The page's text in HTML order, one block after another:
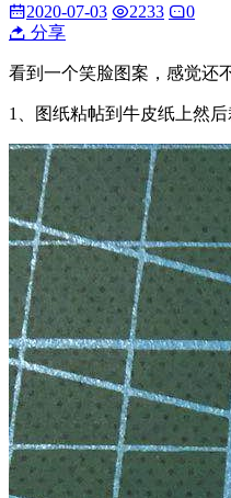
2020-07-03 2233
0
分享
看到一个笑脸图案，感觉还
1、图纸粘帖到牛皮纸上然后